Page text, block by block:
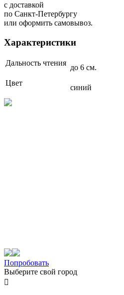
с доставкой
по Санкт-Петербургу
или оформить самовывоз.
Характеристики
Дальность чтения
до 6 см.
Цвет
синий
Попробовать
Выберите свой город
